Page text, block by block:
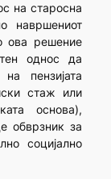
на старосна
навршениот
ова решение
однос да
пензијата
стаж или
основа),
обврзник за
социјално